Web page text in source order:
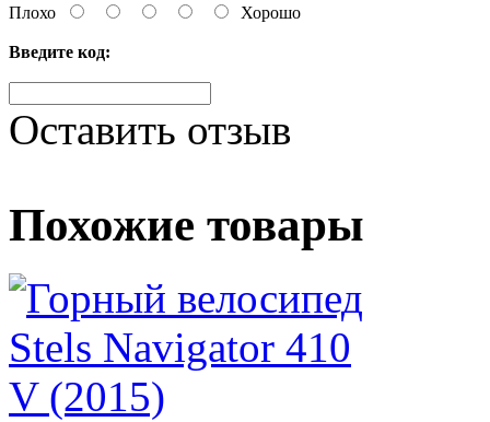
Плохо
Хорошо
Введите код:
Оставить отзыв
Похожие товары